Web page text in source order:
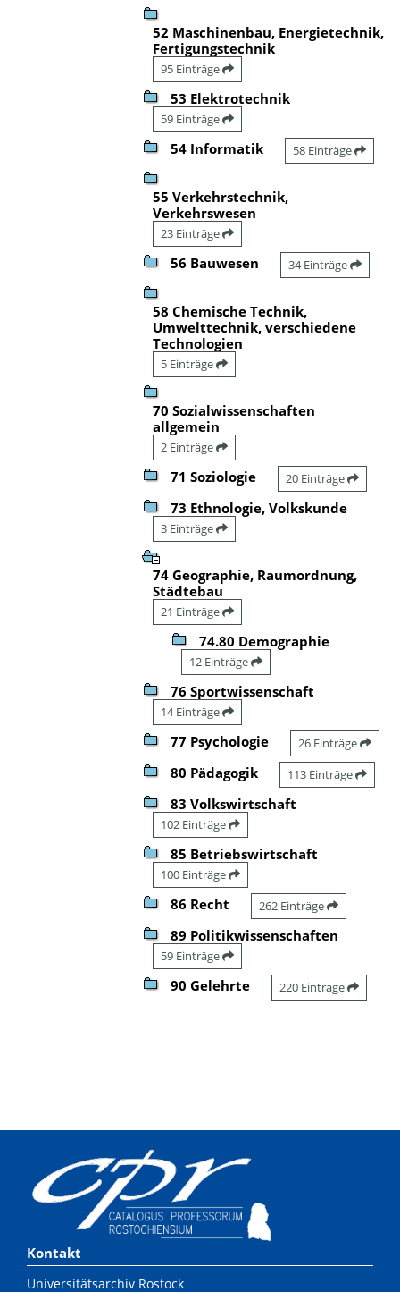
52 Maschinenbau, Energietechnik,
Fertigungstechnik
95 Einträge
53 Elektrotechnik
59 Einträge
54 Informatik 58 Einträge
55 Verkehrstechnik,
Verkehrswesen
23 Einträge
56 Bauwesen 34 Einträge
58 Chemische Technik,
Umwelttechnik, verschiedene
Technologien
5 Einträge
70 Sozialwissenschaften
allgemein
2 Einträge
71 Soziologie 20 Einträge
73 Ethnologie, Volkskunde
3 Einträge
74 Geographie, Raumordnung,
Städtebau
21 Einträge
74.80 Demographie
12 Einträge
76 Sportwissenschaft
14 Einträge
77 Psychologie 26 Einträge
80 Pädagogik 113 Einträge
83 Volkswirtschaft
102 Einträge
85 Betriebswirtschaft
100 Einträge
86 Recht 262 Einträge
89 Politikwissenschaften
59 Einträge
90 Gelehrte 220 Einträge
Kontakt
Universitätsarchiv Rostock